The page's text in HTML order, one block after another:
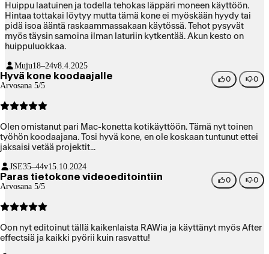
Huippu laatuinen ja todella tehokas läppäri moneen käyttöön.
Hintaa tottakai löytyy mutta tämä kone ei myöskään hyydy tai
pidä isoa ääntä raskaammassakaan käytössä. Tehot pysyvät
myös täysin samoina ilman laturiin kytkentää. Akun kesto on
huippuluokkaa.
Muju18–24v8.4.2025
Hyvä kone koodaajalle
Arvosana 5/5
0 0
Olen omistanut pari Mac-konetta kotikäyttöön. Tämä nyt toinen
työhön koodaajana. Tosi hyvä kone, en ole koskaan tuntunut ettei
jaksaisi vetää projektit...
JSE35–44v15.10.2024
Paras tietokone videoeditointiin
Arvosana 5/5
0 0
Oon nyt editoinut tällä kaikenlaista RAWia ja käyttänyt myös After
effectsiä ja kaikki pyörii kuin rasvattu!